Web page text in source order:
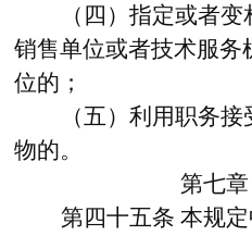
（四）指定或者
销售单位或者技术服
位的；
（五）利用职务
物的。
第七章
第四十五条 本规